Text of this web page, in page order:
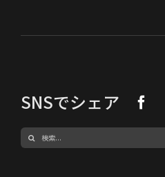
SNSでシェア
検